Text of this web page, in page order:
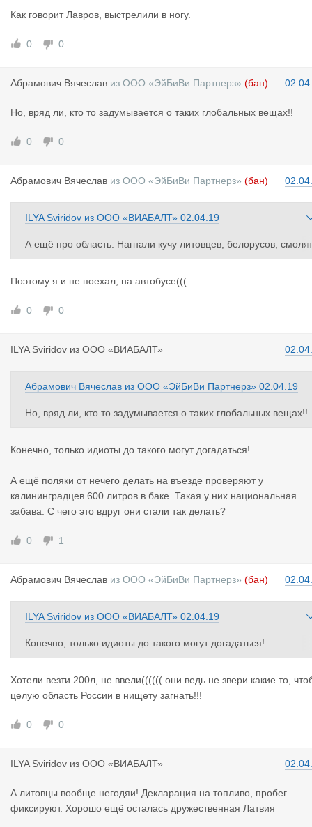
правлять. Благодаря этому областную лавочку и прикрыли. А
отом реветь - работы нет, экспедиторы душат...
Как говорит Лавров, выстрелили в ногу.
0 0
Абрамович Вячеслав из ООО «ЭйБиВи Партнерз» (бан)
Но, вряд ли, кто то задумывается о таких глобальных вещах!!
0 0
Абрамович Вячеслав из ООО «ЭйБиВи Партнерз» (бан)
ILYA Sviridov из ООО «ВИАБАЛТ» 02.04.19
А ещё про область. Нагнали кучу литовцев, белорусов,
под крышу и варились на продаже тиров и дозволов. Ничего д
правлять. Благодаря этому областную лавочку и прикрыли. А
отом реветь - работы нет, экспедиторы душат...
так мне стыдно парковаться было, как бедный родственник
Поэтому я и не поехал, на автобусе(((
0 0
ILYA Sviridov из ООО «ВИАБАЛТ»
Абрамович Вячеслав из ООО «ЭйБиВи Партнерз» 02.04.19
Но, вряд ли, кто то задумывается о таких глобальных вещах!!
Конечно, только идиоты до такого могут догадаться!
А ещё поляки от нечего делать на въезде проверяют у
калининградцев 600 литров в баке. Такая у них национальная
забава. С чего это вдруг они стали так делать?
0 1
Абрамович Вячеслав из ООО «ЭйБиВи Партнерз» (бан)
ILYA Sviridov из ООО «ВИАБАЛТ» 02.04.19
Конечно, только идиоты до такого могут догадаться!
нградцев 600 литров в баке. Такая у них национальная
С чего это вдруг они стали так делать?
Хотели везти 200л, не ввели(((((( они ведь не звери какие то,
целую область России в нищету загнать!!!
0 0
ILYA Sviridov из ООО «ВИАБАЛТ»
А литовцы вообще негодяи! Декларация на топливо, пробег
фиксируют. Хорошо ещё осталась дружественная Латвия